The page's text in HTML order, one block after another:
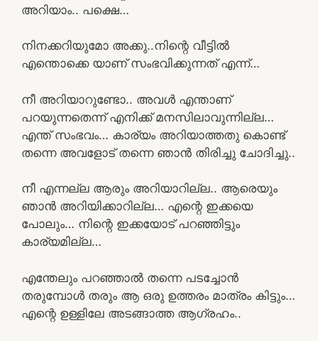
അറിയാം.. പക്ഷെ…
നിനക്കറിയുമോ അക്കു..നിന്റെ വീട്ടിൽ
എന്തൊക്കെ യാണ് സംഭവിക്കുന്നത് എന്ന്…
നീ അറിയാറുണ്ടോ.. അവൾ എന്താണ്
പറയുന്നതെന്ന് എനിക്ക് മനസിലാവുന്നില്ല…
എന്ത് സംഭവം… കാര്യം അറിയാത്തതു കൊണ്ട്
തന്നെ അവളോട്‌ തന്നെ ഞാൻ തിരിച്ചു ചോദിച്ചു..
നീ എന്നല്ല ആരും അറിയാറില്ല.. ആരെയും
ഞാൻ അറിയിക്കാറില്ല… എന്റെ ഇക്കയെ
പോലും… നിന്റെ ഇക്കയോട് പറഞ്ഞിട്ടും
കാര്യമില്ല…
എന്തേലും പറഞ്ഞാൽ തന്നെ പടച്ചോൻ
തരുമ്പോൾ തരും ആ ഒരു ഉത്തരം മാത്രം കിട്ടും…
എന്റെ ഉള്ളിലേ അടങ്ങാത്ത ആഗ്രഹം..